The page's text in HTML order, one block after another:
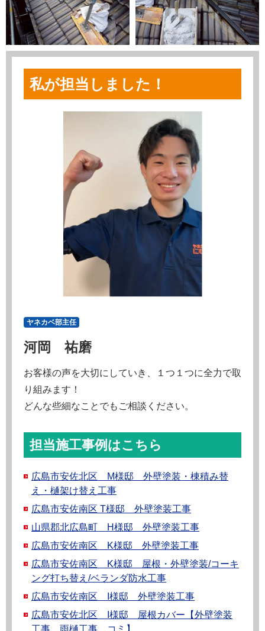
私が担当しました！
ヤネカベ部主任
河岡 祐磨
お客様の声を大切にしていき、１つ１つに全力で取
り組みます！
どんな些細なことでもご相談ください。
担当施工事例はこちら
広島市安佐北区 M様邸 外壁塗装・棟積み替
え・樋架け替え工事
広島市安佐南区 T様邸 外壁塗装工事
山県郡北広島町 H様邸 外壁塗装工事
広島市安佐南区 K様邸 外壁塗装工事
広島市安佐南区 K様邸 屋根・外壁塗装/コーキ
ング打ち替え/ベランダ防水工事
広島市安佐南区 I様邸 外壁塗装工事
広島市安佐北区 I様邸 屋根カバー【外壁塗装
工事、雨樋工事 コミ】